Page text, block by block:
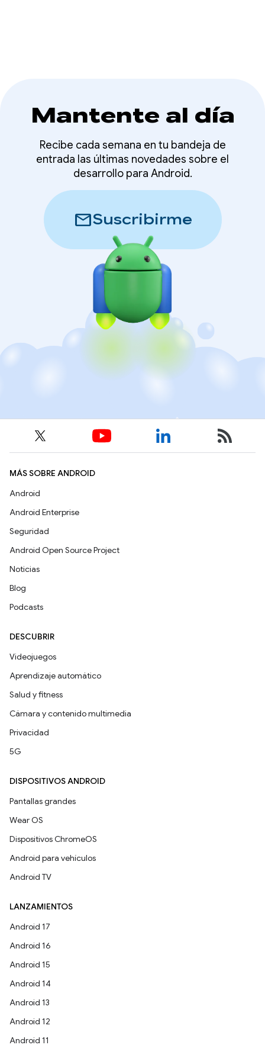
Mantente al día
Recibe cada semana en tu bandeja de
entrada las últimas novedades sobre el
desarrollo para Android.
mailSuscribirme
MÁS SOBRE ANDROID
Android
Android Enterprise
Seguridad
Android Open Source Project
Noticias
Blog
Podcasts
DESCUBRIR
Videojuegos
Aprendizaje automático
Salud y fitness
Cámara y contenido multimedia
Privacidad
5G
DISPOSITIVOS ANDROID
Pantallas grandes
Wear OS
Dispositivos ChromeOS
Android para vehículos
Android TV
LANZAMIENTOS
Android 17
Android 16
Android 15
Android 14
Android 13
Android 12
Android 11